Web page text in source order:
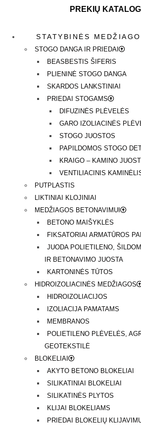
PREKIŲ
STATYBINĖS
STOGO DANGA IR PRIEDAI
BEASBESTIS ŠIFERIS
PLIENINĖ STOGO DANGA
SKARDOS LANKSTINIAI
PRIEDAI STOGAMS
DIFUZINĖS PLĖVELĖS
GARO IZOLIACINĖS
STOGO JUOSTOS
PAPILDOMOS STOGO
KRAIGO – KAMINO
VENTILIACINIS
PUTPLASTIS
LIKTINIAI KLOJINIAI
MEDŽIAGOS BETONAVIMUI
BETONO MAIŠYKLĖS
FIKSATORIAI ARMATŪROS
JUODA POLIETILENO,
IR BETONAVIMO JUOSTA
KARTONINĖS TŪTOS
HIDROIZOLIACINĖS MEDŽIAGOS
HIDROIZOLIACIJOS
IZOLIACIJA PAMATAMS
MEMBRANOS
POLIETILENO PLĖVELĖS,
GEOTEKSTILĖ
BLOKELIAI
AKYTO BETONO BLOKELIAI
SILIKATINIAI BLOKELIAI
SILIKATINĖS PLYTOS
KLIJAI BLOKELIAMS
PRIEDAI BLOKELIŲ